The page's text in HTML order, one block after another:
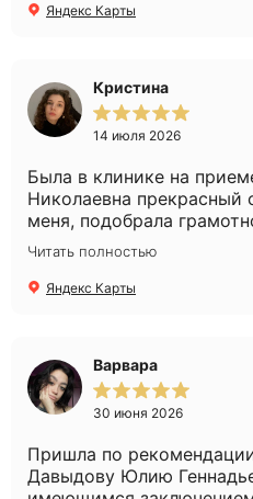
Яндекс Карты
Кристина
14 июля 2026
Была в клинике на
Николаевна прекрасный
меня, подобрала
рекомендую!
Читать полностью
Яндекс Карты
Варвара
30 июня 2026
Пришла по
Давыдову Юлию